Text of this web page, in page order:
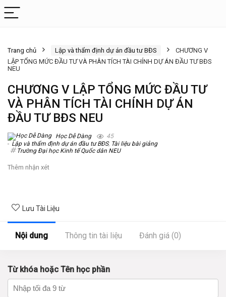
Trang chủ Lập và thẩm định dự án đầu tư BĐS
CHƯƠNG V
LẬP TỔNG MỨC ĐẦU TƯ VÀ PHÂN TÍCH TÀI CHÍNH DỰ ÁN ĐẦU TƯ BĐS
NEU
CHƯƠNG V LẬP TỔNG MỨC ĐẦU TƯ
VÀ PHÂN TÍCH TÀI CHÍNH DỰ ÁN
ĐẦU TƯ BĐS NEU
Học Dễ Dàng
45
Lập và thẩm định dự án đầu tư BĐS, Tài liệu bài giảng
Trường Đại học Kinh tế Quốc dân NEU
Thêm nhận xét
Lưu Tài Liệu
Nội dung Thông tin tài liệu Đánh giá (0)
Từ khóa hoặc Tên học phần